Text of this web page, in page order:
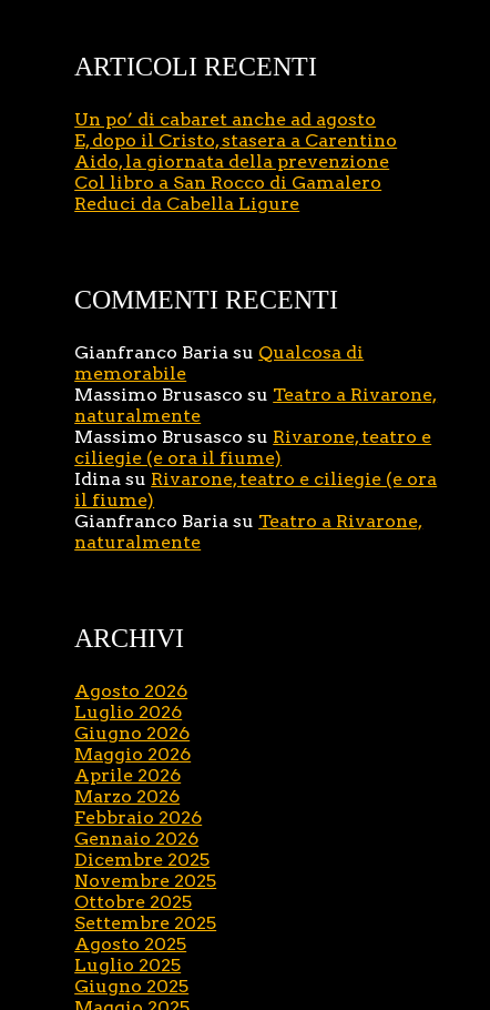
ARTICOLI RECENTI
Un po’ di cabaret anche ad agosto
E, dopo il Cristo, stasera a Carentino
Aido, la giornata della prevenzione
Col libro a San Rocco di Gamalero
Reduci da Cabella Ligure
COMMENTI RECENTI
Gianfranco Baria su Qualcosa di
memorabile
Massimo Brusasco su Teatro a Rivarone,
naturalmente
Massimo Brusasco su Rivarone, teatro e
ciliegie (e ora il fiume)
Idina su Rivarone, teatro e ciliegie (e ora
il fiume)
Gianfranco Baria su Teatro a Rivarone,
naturalmente
ARCHIVI
Agosto 2026
Luglio 2026
Giugno 2026
Maggio 2026
Aprile 2026
Marzo 2026
Febbraio 2026
Gennaio 2026
Dicembre 2025
Novembre 2025
Ottobre 2025
Settembre 2025
Agosto 2025
Luglio 2025
Giugno 2025